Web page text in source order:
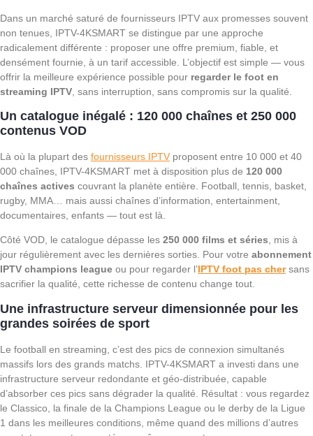
Dans un marché saturé de fournisseurs IPTV aux promesses souvent
non tenues, IPTV-4KSMART se distingue par une approche
radicalement différente : proposer une offre premium, fiable, et
densément fournie, à un tarif accessible. L’objectif est simple — vous
offrir la meilleure expérience possible pour regarder le foot en
streaming IPTV , sans interruption, sans compromis sur la qualité.
Un catalogue inégalé : 120 000 chaînes et 250 000
contenus VOD
Là où la plupart des fournisseurs IPTV proposent entre 10 000 et 40
000 chaînes, IPTV-4KSMART met à disposition plus de 120 000
chaînes actives couvrant la planète entière. Football, tennis, basket,
rugby, MMA… mais aussi chaînes d’information, entertainment,
documentaires, enfants — tout est là.
Côté VOD, le catalogue dépasse les 250 000 films et séries, mis à
jour régulièrement avec les dernières sorties. Pour votre abonnement
IPTV champions league ou pour regarder l’IPTV foot pas chersans
sacrifier la qualité, cette richesse de contenu change tout.
Une infrastructure serveur dimensionnée pour les
grandes soirées de sport
Le football en streaming, c’est des pics de connexion simultanés
massifs lors des grands matchs. IPTV-4KSMART a investi dans une
infrastructure serveur redondante et géo-distribuée, capable
d’absorber ces pics sans dégrader la qualité. Résultat : vous regardez
le Classico, la finale de la Champions League ou le derby de la Ligue
1 dans les meilleures conditions, même quand des millions d’autres